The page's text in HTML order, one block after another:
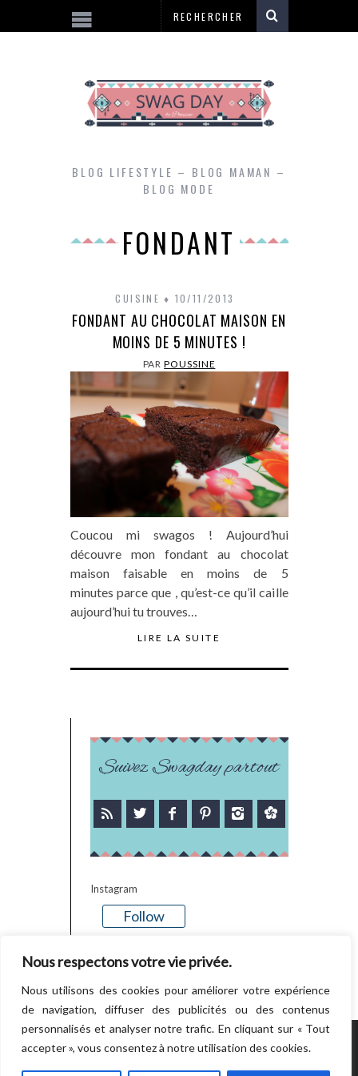
Nous respectons votre vie privée.
Nous utilisons des cookies pour améliorer votre expérience
de navigation, diffuser des publicités ou des contenus
personnalisés et analyser notre trafic. En cliquant sur « Tout
accepter », vous consentez à notre utilisation des cookies.
BLOG LIFESTYLE – BLOG MAMAN –
BLOG MODE
FONDANT
CUISINE 10/11/2013
FONDANT AU CHOCOLAT MAISON EN
MOINS DE 5 MINUTES !
PARPOUSSINE
Coucou mi swagos ! Aujourd’hui
découvre mon fondant au chocolat
maison faisable en moins de 5
minutes parce que , qu’est-ce qu’il caille
aujourd’hui tu trouves…
LIRE LA SUITE
Suivez Swagday partout
Instagram
Follow
POWERED BY WORDPRESS.CREATED BY
THEMESINDEP